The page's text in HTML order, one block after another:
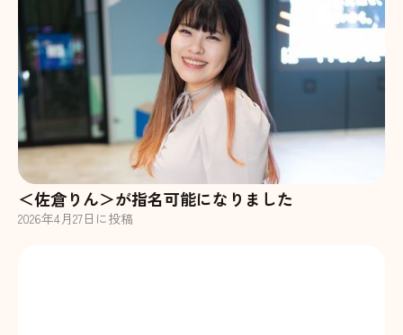
＜佐倉りん＞が指名可能になりました
2026年4月27日に投稿